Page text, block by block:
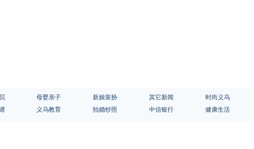
母婴亲子 新娘装扮 其它新闻
时尚义乌
义乌教育 拍婚纱照 中信银行 健康生活